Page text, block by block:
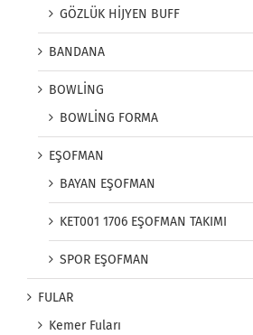
GÖZLÜK HİJYEN BUFF
BANDANA
BOWLİNG
BOWLİNG FORMA
EŞOFMAN
BAYAN EŞOFMAN
KET001 1706 EŞOFMAN TAKIMI
SPOR EŞOFMAN
FULAR
Kemer Fuları